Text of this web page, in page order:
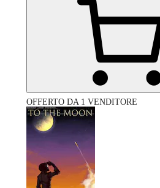
OFFERTO DA 1 VENDITORE